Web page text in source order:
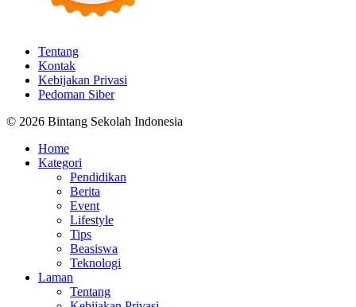
Tentang
Kontak
Kebijakan Privasi
Pedoman Siber
© 2026 Bintang Sekolah Indonesia
Home
Kategori
Pendidikan
Berita
Event
Lifestyle
Tips
Beasiswa
Teknologi
Laman
Tentang